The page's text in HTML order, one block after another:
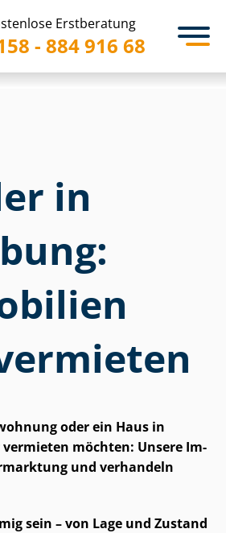
Erstberatung
- 884 916 68
in
oder ein Haus in
möchten: Unsere Im­
und verhandeln
sein – von Lage und Zustand